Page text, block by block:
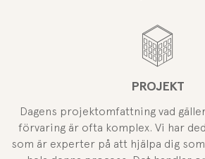
PROJEKT
Dagens projektomfattning vad
förvaring är ofta komplex. Vi har
som är experter på att hjälpa dig